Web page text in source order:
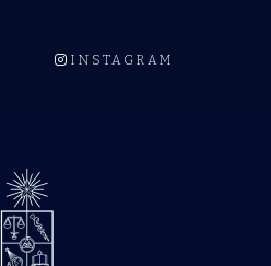
INSTAGRAM